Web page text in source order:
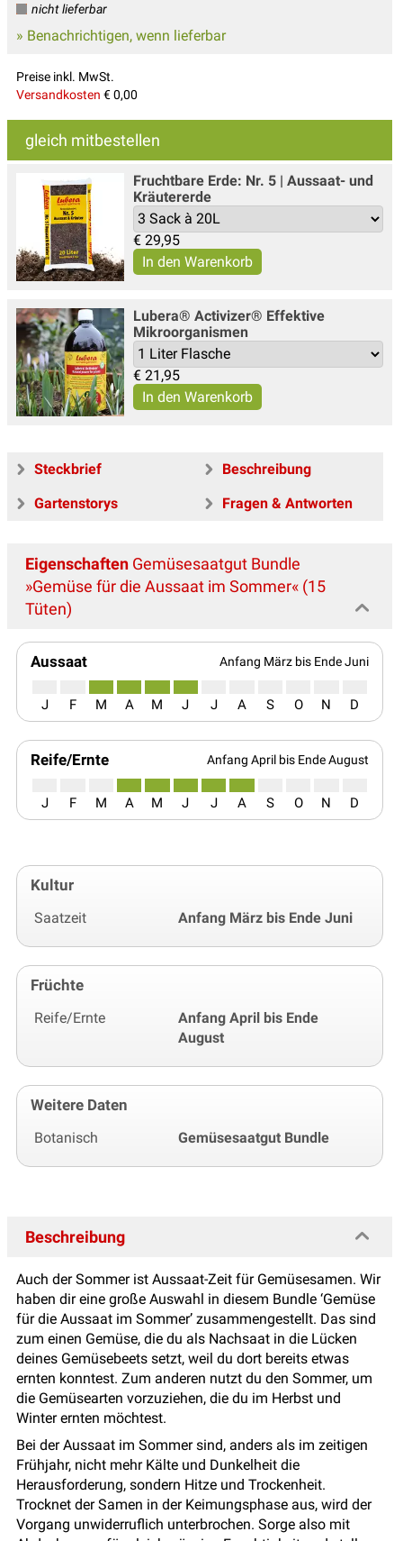
nicht lieferbar
» Benachrichtigen, wenn lieferbar
Preise inkl. MwSt.
Versandkosten € 0,00
gleich mitbestellen
Fruchtbare Erde: Nr. 5 | Aussaat- und
Kräutererde
€ 29,95
Lubera® Activizer® Effektive
Mikroorganismen
€ 21,95
Steckbrief
Beschreibung
Gartenstorys
Fragen & Antworten
Eigenschaften Gemüsesaatgut Bundle
»Gemüse für die Aussaat im Sommer« (15
Tüten)
Aussaat Anfang März bis Ende Juni
J F M A M J J A S O N D
Reife/Ernte Anfang April bis Ende August
J F M A M J J A S O N D
Kultur
Saatzeit Anfang März bis Ende Juni
Früchte
Reife/Ernte
Anfang April bis Ende
August
Weitere Daten
Botanisch Gemüsesaatgut Bundle
Beschreibung
Auch der Sommer ist Aussaat-Zeit für Gemüsesamen. Wir
haben dir eine große Auswahl in diesem Bundle ‘Gemüse
für die Aussaat im Sommer’ zusammengestellt. Das sind
zum einen Gemüse, die du als Nachsaat in die Lücken
deines Gemüsebeets setzt, weil du dort bereits etwas
ernten konntest. Zum anderen nutzt du den Sommer, um
die Gemüsearten vorzuziehen, die du im Herbst und
Winter ernten möchtest.
Bei der Aussaat im Sommer sind, anders als im zeitigen
Frühjahr, nicht mehr Kälte und Dunkelheit die
Herausforderung, sondern Hitze und Trockenheit.
Trocknet der Samen in der Keimungsphase aus, wird der
Vorgang unwiderruflich unterbrochen. Sorge also mit